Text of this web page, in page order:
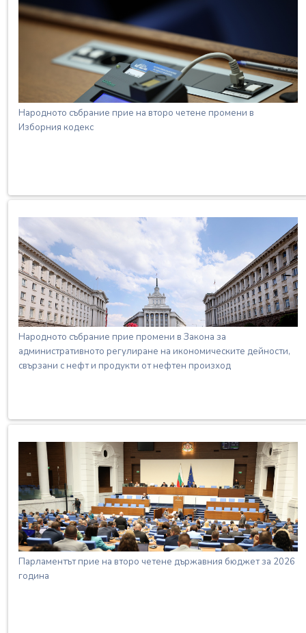
Народното събрание прие на второ четене промени в
Изборния кодекс
Народното събрание прие промени в Закона за
административното регулиране на икономическите дейности,
свързани с нефт и продукти от нефтен произход
Парламентът прие на второ четене държавния бюджет за 2026
година